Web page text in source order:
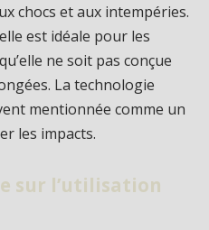
chocs et aux intempéries.
est idéale pour les
ne soit pas conçue
La technologie
mentionnée comme un
les impacts.
sur l’utilisation